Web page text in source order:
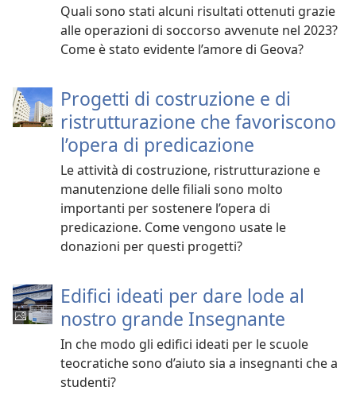
Quali sono stati alcuni risultati ottenuti grazie
alle operazioni di soccorso avvenute nel 2023?
Come è stato evidente l’amore di Geova?
Progetti di costruzione e di
ristrutturazione che favoriscono
l’opera di predicazione
Le attività di costruzione, ristrutturazione e
manutenzione delle filiali sono molto
importanti per sostenere l’opera di
predicazione. Come vengono usate le
donazioni per questi progetti?
Edifici ideati per dare lode al
nostro grande Insegnante
In che modo gli edifici ideati per le scuole
teocratiche sono d’aiuto sia a insegnanti che a
studenti?